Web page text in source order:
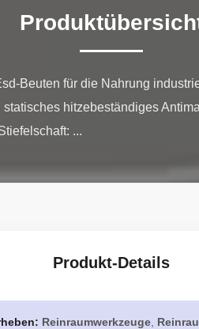
Beuten für die Nahrung
hitzebeständiges
...
Produkt-Details
Reinraumwerkzeuge